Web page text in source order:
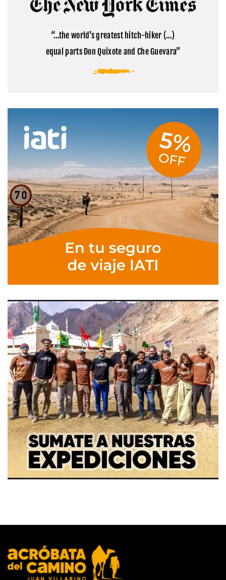
montaña
sagrada
Tibet
visitar
el
base
Everest
en
“…the world’s greatest hitch-hiker (…)
equal parts Don Quixote and Che Guevara”